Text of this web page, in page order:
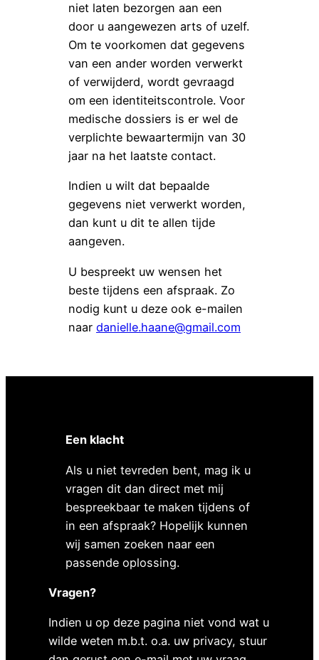
niet laten bezorgen aan een
door u aangewezen arts of uzelf.
Om te voorkomen dat gegevens
van een ander worden verwerkt
of verwijderd, wordt gevraagd
om een identiteitscontrole. Voor
medische dossiers is er wel de
verplichte bewaartermijn van 30
jaar na het laatste contact.
Indien u wilt dat bepaalde
gegevens niet verwerkt worden,
dan kunt u dit te allen tijde
aangeven.
U bespreekt uw wensen het
beste tijdens een afspraak. Zo
nodig kunt u deze ook e-mailen
naar danielle.haane@gmail.com
Een klacht
Als u niet tevreden bent, mag ik u
vragen dit dan direct met mij
bespreekbaar te maken tijdens of
in een afspraak? Hopelijk kunnen
wij samen zoeken naar een
passende oplossing.
Vragen?
Indien u op deze pagina niet vond wat u
wilde weten m.b.t. o.a. uw privacy, stuur